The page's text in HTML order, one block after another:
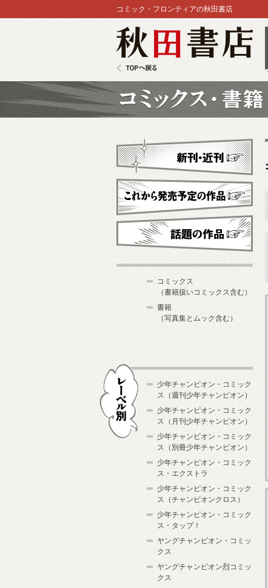
コミック・フロンティアの秋田書店
新刊・近刊
これから発売予定
コミックス
（書籍扱いコミックス含む）
書籍
（写真集とムック含む）
少年チャンピオン・コミック
ス（週刊少年チャンピオン）
少年チャンピオン・コミック
ス（月刊少年チャンピオン）
少年チャンピオン・コミック
ス（別冊少年チャンピオン）
少年チャンピオン・コミック
ス・エクストラ
少年チャンピオン・コミック
ス（チャンピオンクロス）
少年チャンピオン・コミック
ス・タップ！
ヤングチャンピオン・コミッ
クス
ヤングチャンピオン烈コミッ
クス